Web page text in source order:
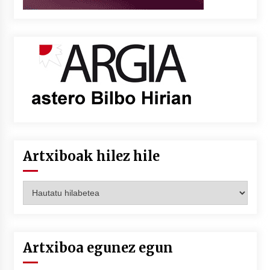
Artxiboak hilez hile
hilez
Artxiboa egunez egun